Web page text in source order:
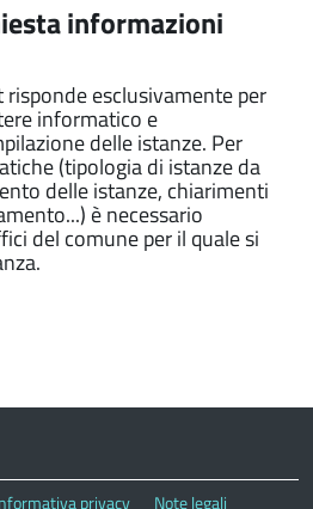
informazioni
risponde esclusivamente per
informatico e
delle istanze. Per
(tipologia di istanze da
delle istanze, chiarimenti
è necessario
del comune per il quale si
privacy Note legali